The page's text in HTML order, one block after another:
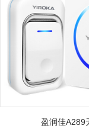
盈润佳A289